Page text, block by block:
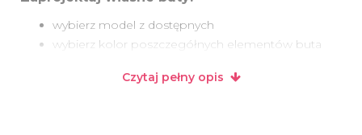
wybierz model z dostępnych
wybierz kolor poszczegółnych elementów buta
potrzebujeszCzytaj pełny opis